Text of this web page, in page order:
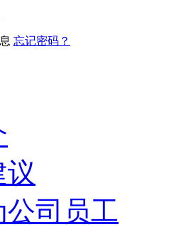
忘记密码？
司员工